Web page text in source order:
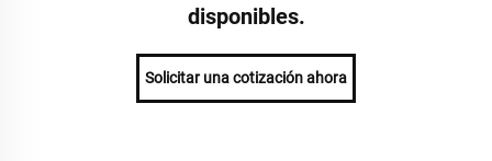
disponibles.
Solicitar una cotización ahora